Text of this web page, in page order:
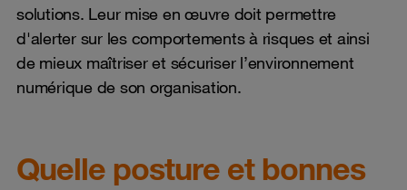
solutions. Leur mise en œuvre doit permettre
d'alerter sur les comportements à risques et ainsi
de mieux maîtriser et sécuriser l’environnement
numérique de son organisation.
Quelle posture et bonnes